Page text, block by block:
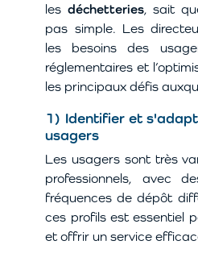
les déchetteries, sait
pas simple. Les
les besoins des
réglementaires et
les principaux défis
1) Identifier et
usagers
Les usagers sont très
professionnels, avec
fréquences de dépôt
ces profils est essentiel
et offrir un service